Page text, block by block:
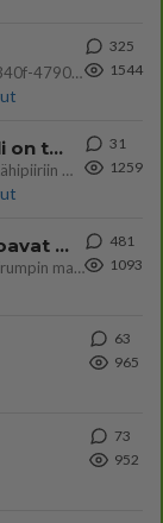
https://www.iltalehti.fi/viihdeuutiset/a/c46da6ab-340f-4790-aaa7-0865eed2336 Yrityksen konkurssihakemus on tullut kärä
325
1544
Tiesitkö? Martina Aitolehden isäpuoli on tämä suosittu laulaja
Martina Aitolehti on seurattu julkisuuden henkilö. Lähipiiriin mahtuu muitakin tunnettuja henkilöitä. Tiesitkö, että Ma
31
1259
Jos SDP ei voita reilusti, persut kumoavat demokratian Suomesta
Näin tekisi ainakin Rydman seuratessaan idolinsa Trumpin mallia https://www.is.fi/politiikka/art-2000012187244.html
481
1093
63
965
73
952